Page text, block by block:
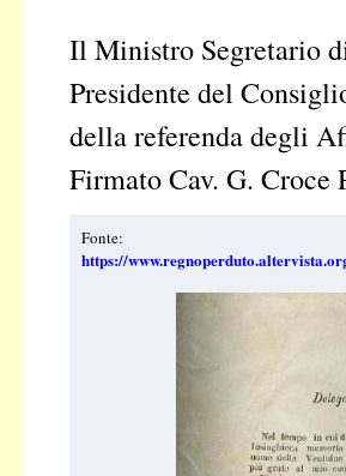
Il Ministro Segretario
Presidente del
della referenda degli
Firmato Cav. G. Croce
Fonte:
https://